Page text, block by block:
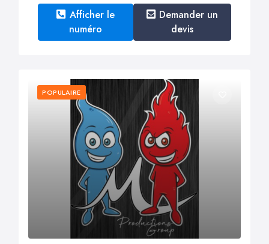
Afficher le
numéro
Demander un
devis
POPULAIRE